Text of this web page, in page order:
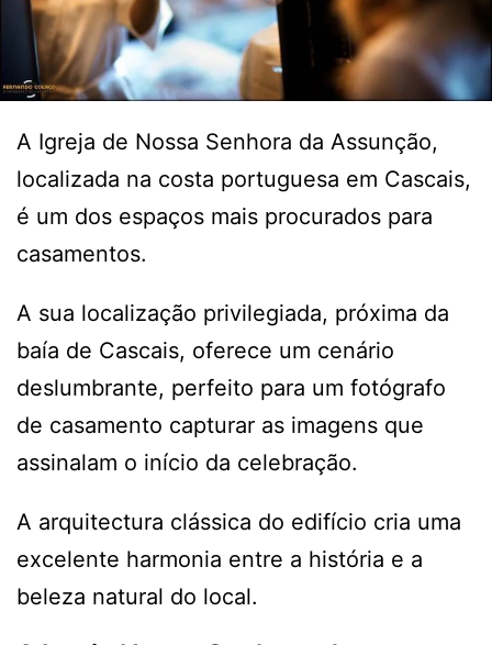
A Igreja de Nossa Senhora da Assunção,
localizada na costa portuguesa em Cascais,
é um dos espaços mais procurados para
casamentos.
A sua localização privilegiada, próxima da
baía de Cascais, oferece um cenário
deslumbrante, perfeito para um fotógrafo
de casamento capturar as imagens que
assinalam o início da celebração.
A arquitectura clássica do edifício cria uma
excelente harmonia entre a história e a
beleza natural do local.